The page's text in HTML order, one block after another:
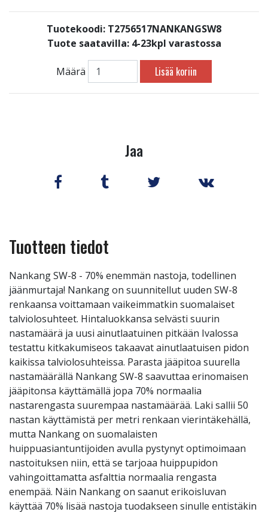
Tuotekoodi: T2756517NANKANGSW8
Tuote saatavilla: 4-23kpl varastossa
Määrä Lisää koriin
Jaa
Tuotteen tiedot
Nankang SW-8 - 70% enemmän nastoja, todellinen
jäänmurtaja! Nankang on suunnitellut uuden SW-8
renkaansa voittamaan vaikeimmatkin suomalaiset
talviolosuhteet. Hintaluokkansa selvästi suurin
nastamäärä ja uusi ainutlaatuinen pitkään Ivalossa
testattu kitkakumiseos takaavat ainutlaatuisen pidon
kaikissa talviolosuhteissa. Parasta jääpitoa suurella
nastamäärällä Nankang SW-8 saavuttaa erinomaisen
jääpitonsa käyttämällä jopa 70% normaalia
nastarengasta suurempaa nastamäärää. Laki sallii 50
nastan käyttämistä per metri renkaan vierintäkehällä,
mutta Nankang on suomalaisten
huippuasiantuntijoiden avulla pystynyt optimoimaan
nastoituksen niin, että se tarjoaa huippupidon
vahingoittamatta asfalttia normaalia rengasta
enempää. Näin Nankang on saanut erikoisluvan
käyttää 70% lisää nastoja tuodakseen sinulle entistäkin